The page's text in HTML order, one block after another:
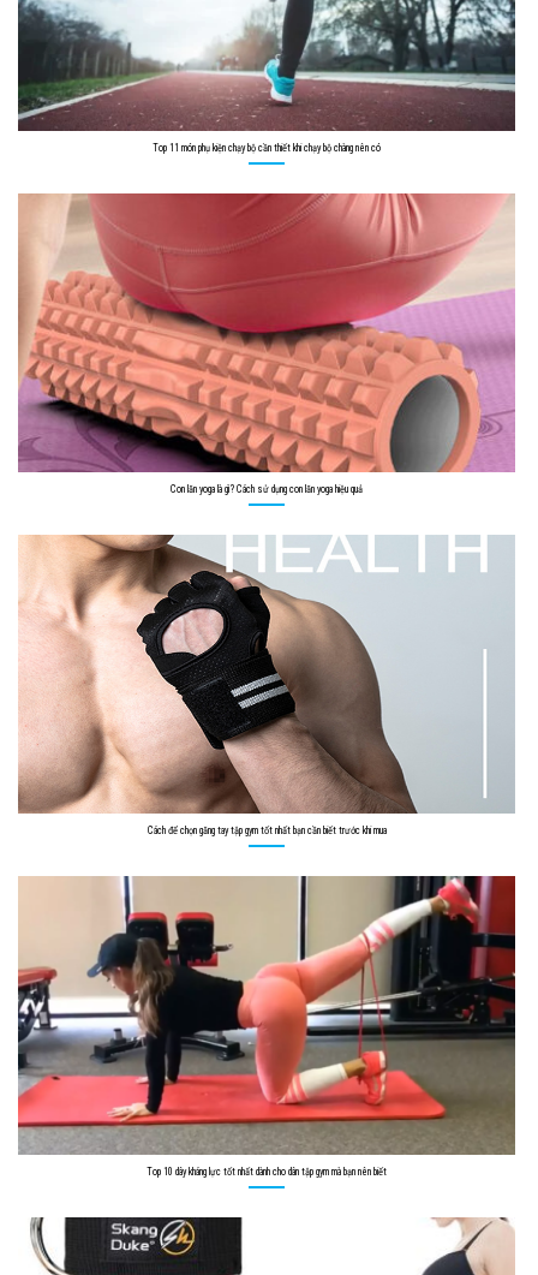
Top 11 món phụ kiện chạy bộ cần thiết khi chạy bộ chàng nên có
Con lăn yoga là gì? Cách sử dụng con lăn yoga hiệu quả
Cách để chọn găng tay tập gym tốt nhất bạn cần biết trước khi mua
Top 10 dây kháng lực tốt nhất dành cho dân tập gym mà bạn nên biết